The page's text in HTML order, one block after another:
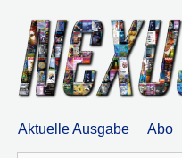
Aktuelle Ausgabe Abo